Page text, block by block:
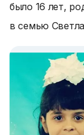
было 16 лет,
в семью